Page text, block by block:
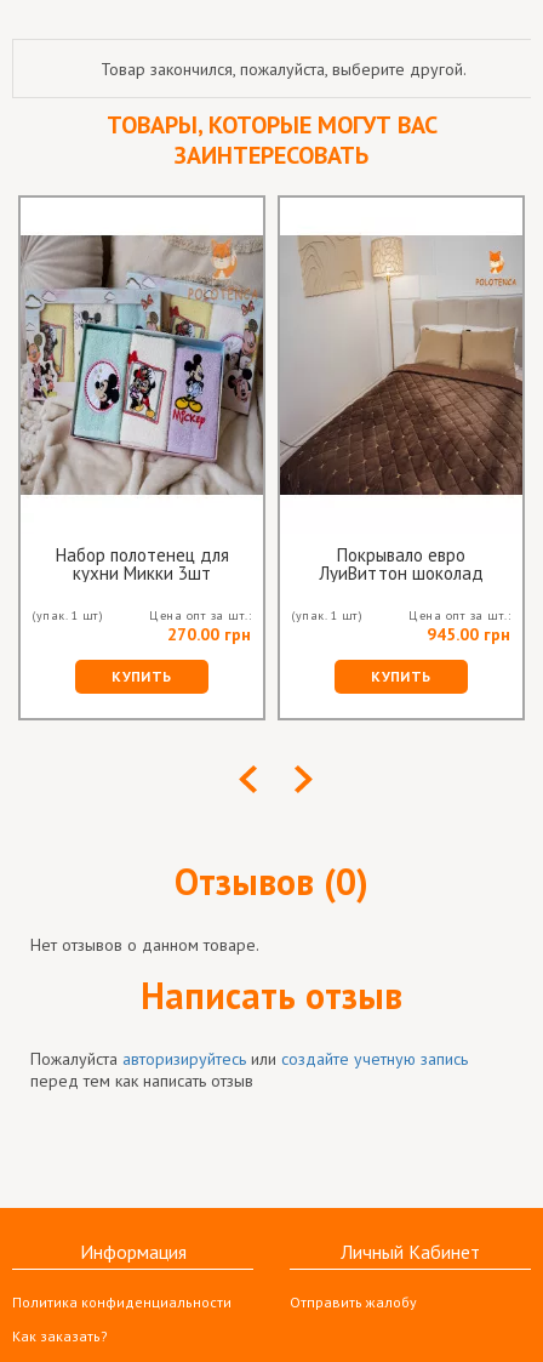
Товар закончился, пожалуйста, выберите другой.
ТОВАРЫ, КОТОРЫЕ МОГУТ ВАС
ЗАИНТЕРЕСОВАТЬ
Набор полотенец для
кухни Микки 3шт
(упак. 1 шт) Цена опт за шт.:
270.00 грн
КУПИТЬ
Покрывало евро
ЛуиВиттон шоколад
(упак. 1 шт) Цена опт за шт.:
945.00 грн
КУПИТЬ
Отзывов (0)
Нет отзывов о данном товаре.
Написать отзыв
Пожалуйста авторизируйтесь или создайте учетную запись
перед тем как написать отзыв
Информация
Политика конфиденциальности
Как заказать?
Личный Кабинет
Отправить жалобу